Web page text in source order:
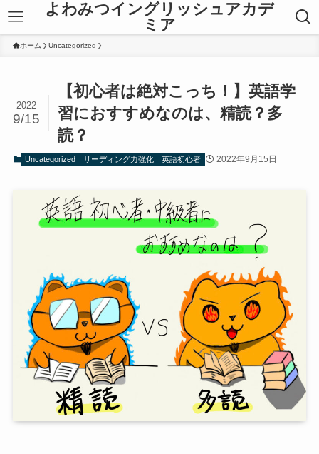
よわみつイングリッシュアカデ
ミア
ホーム Uncategorized
【初心者は絶対こっち！】英語学
習におすすめなのは、精読？多
読？
2022
9/15
Uncategorized リーディング力強化 英語初心者 2022年9月15日